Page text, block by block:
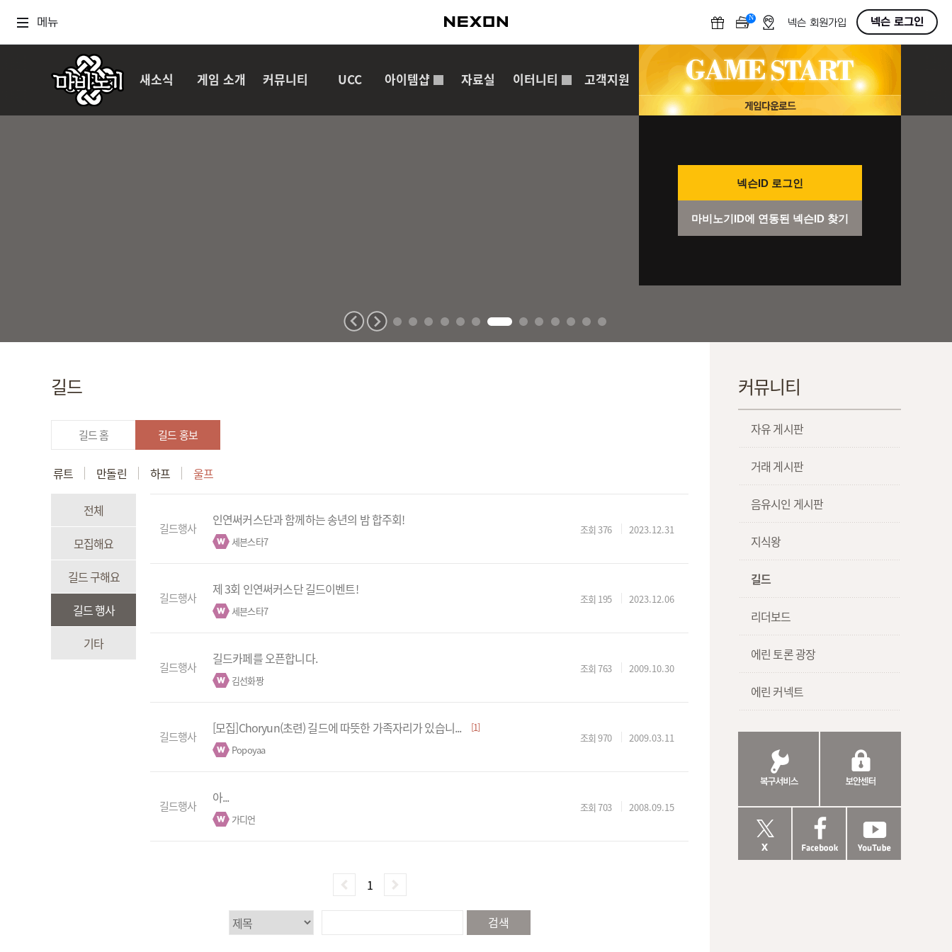
메뉴 N OFF넥슨 회원가입 넥슨 로그인
새소식 게임 소개 커뮤니티 UCC 아이템샵 자료실 이터니티 고객지원
넥슨ID 로그인
마비노기ID에 연동된 넥슨ID 찾기
길드
길드 홈 길드 홍보
류트 만돌린 하프 울프
전체
모집해요
길드 구해요
길드 행사
기타
길드행사
인연써커스단과 함께하는 송년의 밤 합주회!
세븐스타7
조회376 2023.12.31
길드행사
제 3회 인연써커스단 길드이벤트!
세븐스타7
조회 195 2023.12.06
길드행사
길드카페를 오픈합니다.
김선화짱
조회763 2009.10.30
길드행사
[모집]Choryun(초련) 길드에 따뜻한 가족자리가 있습니...
[1]
Popoyaa
조회970 2009.03.11
길드행사
아...
가디언
조회703 2008.09.15
1
검색
커뮤니티
자유 게시판
거래 게시판
음유시인 게시판
지식왕
길드
리더보드
에린 토론 광장
에린 커넥트